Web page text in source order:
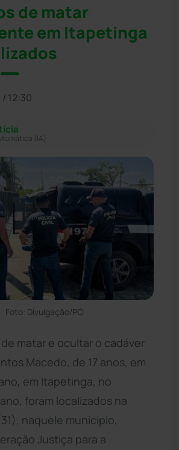
de matar
em Itapetinga
12:30
(IA)
Foto: Divulgação/PC
matar e ocultar o cadáver
Macedo, de 17 anos, em
em Itapetinga, no
foram localizados na
naquele município,
Justiça para a